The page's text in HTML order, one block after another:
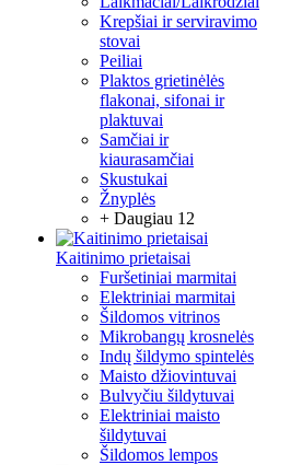
Krepšiai ir serviravimo
stovai
Peiliai
Plaktos grietinėlės
flakonai, sifonai ir
plaktuvai
Samčiai ir
kiaurasamčiai
Skustukai
Žnyplės
+ Daugiau 12
Kaitinimo prietaisai
Furšetiniai marmitai
Elektriniai marmitai
Šildomos vitrinos
Mikrobangų krosnelės
Indų šildymo spintelės
Maisto džiovintuvai
Bulvyčiu šildytuvai
Elektriniai maisto
šildytuvai
Šildomos lempos